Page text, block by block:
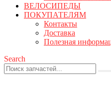
ВЕЛОСИПЕДЫ
ПОКУПАТЕЛЯМ
Контакты
Доставка
Полезная
Search